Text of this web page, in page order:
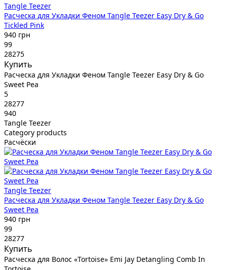
Tangle Teezer
Расческа для Укладки Феном Tangle Teezer Easy Dry & Go
Tickled Pink
940 грн
99
28275
Купить
Расческа для Укладки Феном Tangle Teezer Easy Dry & Go
Sweet Pea
5
28277
940
Tangle Teezer
Category products
Расчёски
Tangle Teezer
Расческа для Укладки Феном Tangle Teezer Easy Dry & Go
Sweet Pea
940 грн
99
28277
Купить
Расческа для Волос «Tortoise» Emi Jay Detangling Comb In